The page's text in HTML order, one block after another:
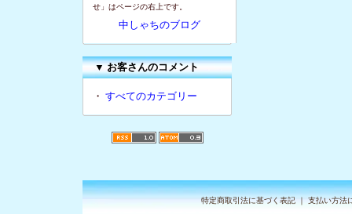
せ」はページの右上です。
中しゃちのブログ
▼お客さんのコメント
・ すべてのカテゴリー
特定商取引法に基づく表記｜支払い方法